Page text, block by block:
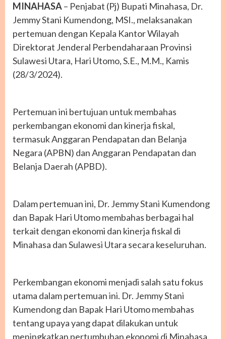
MINAHASA– Penjabat (Pj) Bupati Minahasa, Dr.
Jemmy Stani Kumendong, MSI., melaksanakan
pertemuan dengan Kepala Kantor Wilayah
Direktorat Jenderal Perbendaharaan Provinsi
Sulawesi Utara, Hari Utomo, S.E., M.M., Kamis
(28/3/2024).
Pertemuan ini bertujuan untuk membahas
perkembangan ekonomi dan kinerja fiskal,
termasuk Anggaran Pendapatan dan Belanja
Negara (APBN) dan Anggaran Pendapatan dan
Belanja Daerah (APBD).
Dalam pertemuan ini, Dr. Jemmy Stani Kumendong
dan Bapak Hari Utomo membahas berbagai hal
terkait dengan ekonomi dan kinerja fiskal di
Minahasa dan Sulawesi Utara secara keseluruhan.
Perkembangan ekonomi menjadi salah satu fokus
utama dalam pertemuan ini. Dr. Jemmy Stani
Kumendong dan Bapak Hari Utomo membahas
tentang upaya yang dapat dilakukan untuk
meningkatkan pertumbuhan ekonomi di Minahasa,